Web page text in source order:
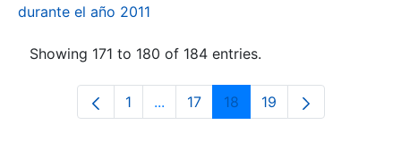
durante el año 2011
Showing 171 to 180 of 184 entries.
Page
1 ...Intermediate Pages Use TAB to
Page
17 Page
18 Page
19